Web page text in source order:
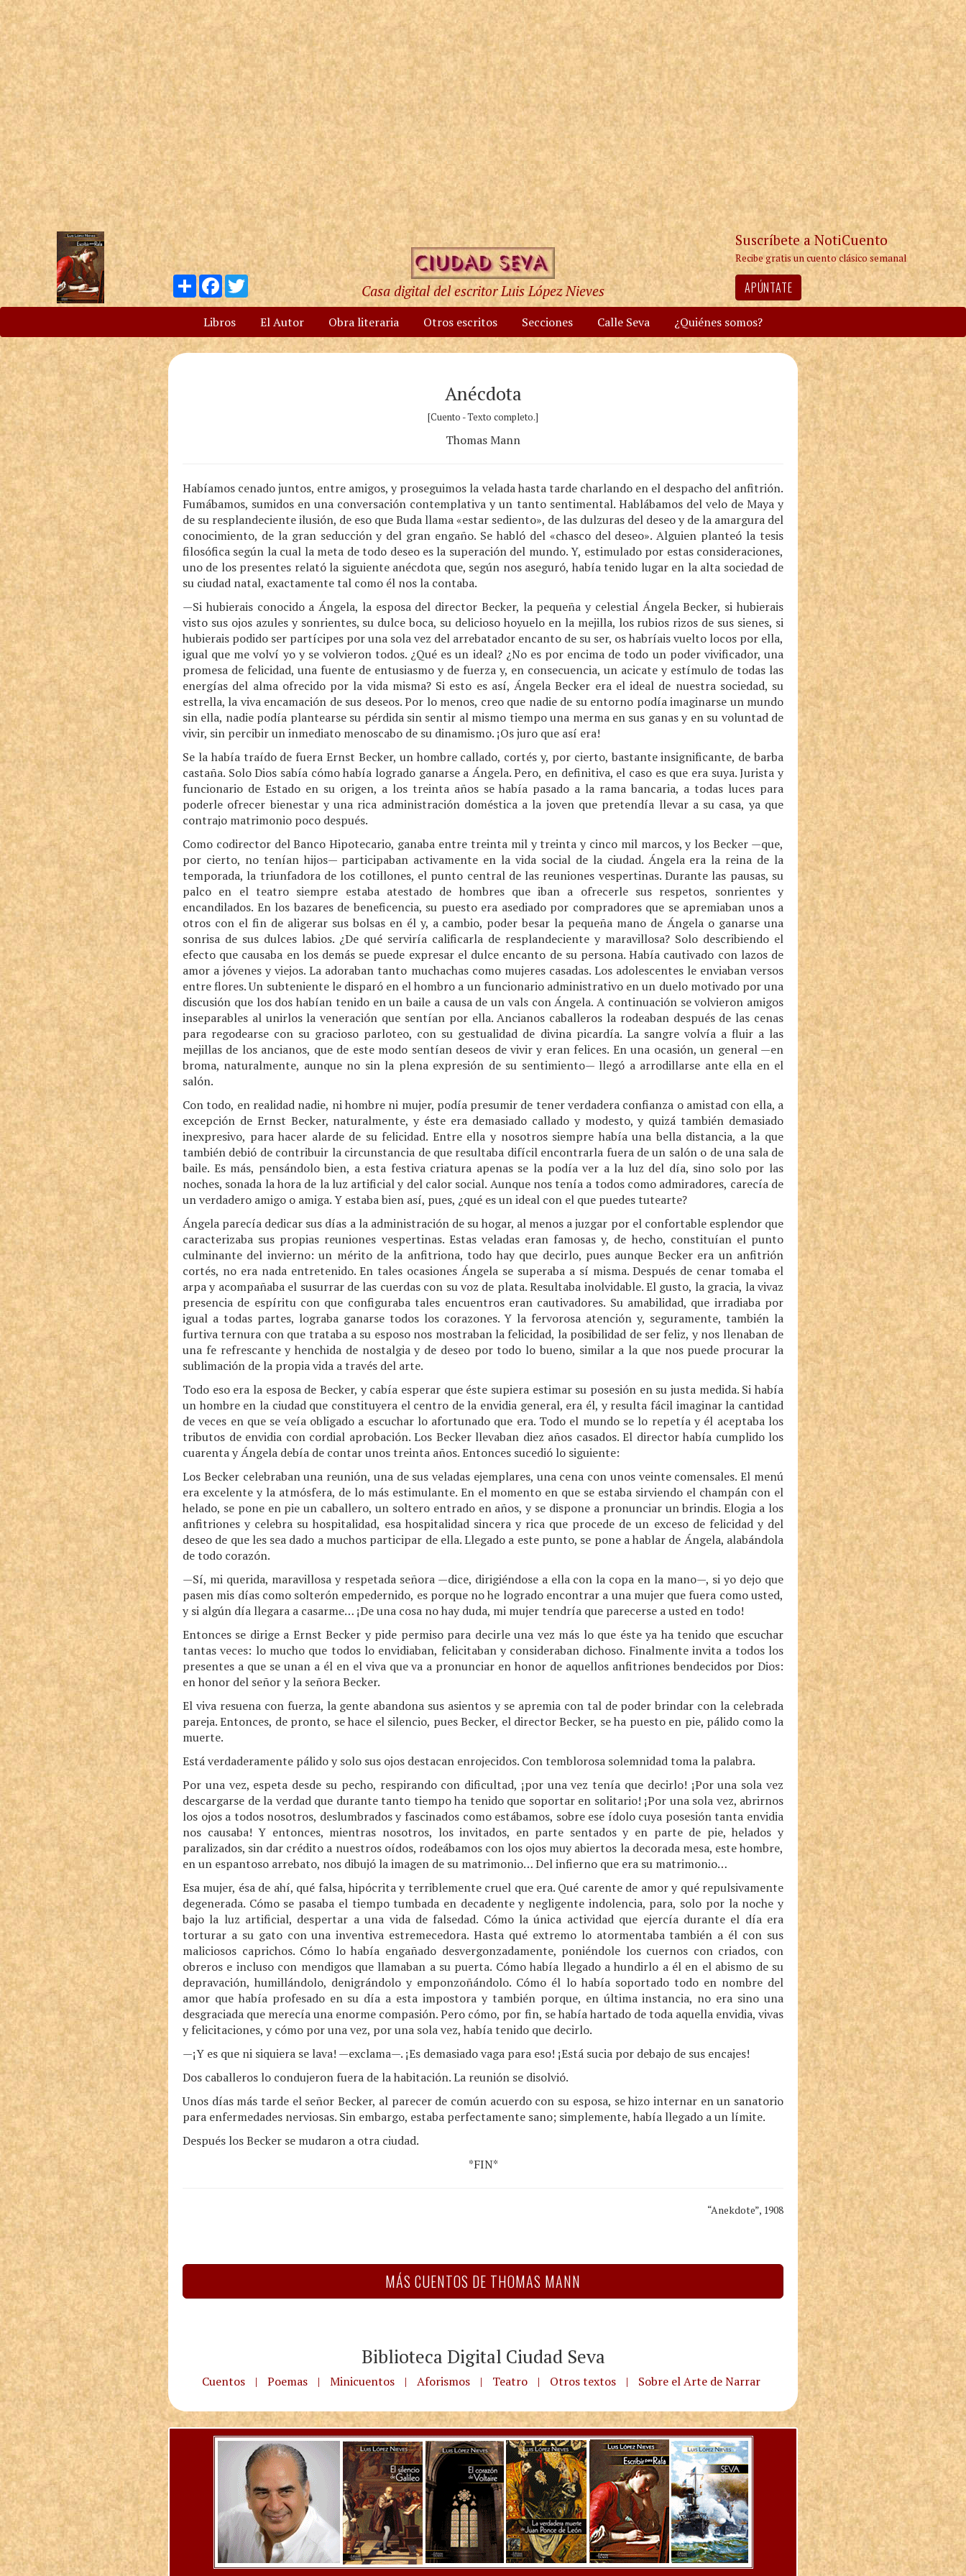
Compartir
Facebook
Twitter
Casa digital del escritor Luis López Nieves
Suscríbete a NotiCuento
Recibe gratis un cuento clásico semanal
APÚNTATE
Libros El Autor Obra literaria Otros escritos Secciones Calle Seva ¿Quiénes somos?
Anécdota
[Cuento - Texto completo.]
Thomas Mann
Habíamos cenado juntos, entre amigos, y proseguimos la velada hasta tarde charlando en el despacho del anfitrión.
Fumábamos, sumidos en una conversación contemplativa y un tanto sentimental. Hablábamos del velo de Maya y
de su resplandeciente ilusión, de eso que Buda llama «estar sediento», de las dulzuras del deseo y de la amargura del
conocimiento, de la gran seducción y del gran engaño. Se habló del «chasco del deseo». Alguien planteó la tesis
filosófica según la cual la meta de todo deseo es la superación del mundo. Y, estimulado por estas consideraciones,
uno de los presentes relató la siguiente anécdota que, según nos aseguró, había tenido lugar en la alta sociedad de
su ciudad natal, exactamente tal como él nos la contaba.
—Si hubierais conocido a Ángela, la esposa del director Becker, la pequeña y celestial Ángela Becker, si hubierais
visto sus ojos azules y sonrientes, su dulce boca, su delicioso hoyuelo en la mejilla, los rubios rizos de sus sienes, si
hubierais podido ser partícipes por una sola vez del arrebatador encanto de su ser, os habríais vuelto locos por ella,
igual que me volví yo y se volvieron todos. ¿Qué es un ideal? ¿No es por encima de todo un poder vivificador, una
promesa de felicidad, una fuente de entusiasmo y de fuerza y, en consecuencia, un acicate y estímulo de todas las
energías del alma ofrecido por la vida misma? Si esto es así, Ángela Becker era el ideal de nuestra sociedad, su
estrella, la viva encamación de sus deseos. Por lo menos, creo que nadie de su entorno podía imaginarse un mundo
sin ella, nadie podía plantearse su pérdida sin sentir al mismo tiempo una merma en sus ganas y en su voluntad de
vivir, sin percibir un inmediato menoscabo de su dinamismo. ¡Os juro que así era!
Se la había traído de fuera Ernst Becker, un hombre callado, cortés y, por cierto, bastante insignificante, de barba
castaña. Solo Dios sabía cómo había logrado ganarse a Ángela. Pero, en definitiva, el caso es que era suya. Jurista y
funcionario de Estado en su origen, a los treinta años se había pasado a la rama bancaria, a todas luces para
poderle ofrecer bienestar y una rica administración doméstica a la joven que pretendía llevar a su casa, ya que
contrajo matrimonio poco después.
Como codirector del Banco Hipotecario, ganaba entre treinta mil y treinta y cinco mil marcos, y los Becker —que,
por cierto, no tenían hijos— participaban activamente en la vida social de la ciudad. Ángela era la reina de la
temporada, la triunfadora de los cotillones, el punto central de las reuniones vespertinas. Durante las pausas, su
palco en el teatro siempre estaba atestado de hombres que iban a ofrecerle sus respetos, sonrientes y
encandilados. En los bazares de beneficencia, su puesto era asediado por compradores que se apremiaban unos a
otros con el fin de aligerar sus bolsas en él y, a cambio, poder besar la pequeña mano de Ángela o ganarse una
sonrisa de sus dulces labios. ¿De qué serviría calificarla de resplandeciente y maravillosa? Solo describiendo el
efecto que causaba en los demás se puede expresar el dulce encanto de su persona. Había cautivado con lazos de
amor a jóvenes y viejos. La adoraban tanto muchachas como mujeres casadas. Los adolescentes le enviaban versos
entre flores. Un subteniente le disparó en el hombro a un funcionario administrativo en un duelo motivado por una
discusión que los dos habían tenido en un baile a causa de un vals con Ángela. A continuación se volvieron amigos
inseparables al unirlos la veneración que sentían por ella. Ancianos caballeros la rodeaban después de las cenas
para regodearse con su gracioso parloteo, con su gestualidad de divina picardía. La sangre volvía a fluir a las
mejillas de los ancianos, que de este modo sentían deseos de vivir y eran felices. En una ocasión, un general —en
broma, naturalmente, aunque no sin la plena expresión de su sentimiento— llegó a arrodillarse ante ella en el
salón.
Con todo, en realidad nadie, ni hombre ni mujer, podía presumir de tener verdadera confianza o amistad con ella, a
excepción de Ernst Becker, naturalmente, y éste era demasiado callado y modesto, y quizá también demasiado
inexpresivo, para hacer alarde de su felicidad. Entre ella y nosotros siempre había una bella distancia, a la que
también debió de contribuir la circunstancia de que resultaba difícil encontrarla fuera de un salón o de una sala de
baile. Es más, pensándolo bien, a esta festiva criatura apenas se la podía ver a la luz del día, sino solo por las
noches, sonada la hora de la luz artificial y del calor social. Aunque nos tenía a todos como admiradores, carecía de
un verdadero amigo o amiga. Y estaba bien así, pues, ¿qué es un ideal con el que puedes tutearte?
Ángela parecía dedicar sus días a la administración de su hogar, al menos a juzgar por el confortable esplendor que
caracterizaba sus propias reuniones vespertinas. Estas veladas eran famosas y, de hecho, constituían el punto
culminante del invierno: un mérito de la anfitriona, todo hay que decirlo, pues aunque Becker era un anfitrión
cortés, no era nada entretenido. En tales ocasiones Ángela se superaba a sí misma. Después de cenar tomaba el
arpa y acompañaba el susurrar de las cuerdas con su voz de plata. Resultaba inolvidable. El gusto, la gracia, la vivaz
presencia de espíritu con que configuraba tales encuentros eran cautivadores. Su amabilidad, que irradiaba por
igual a todas partes, lograba ganarse todos los corazones. Y la fervorosa atención y, seguramente, también la
furtiva ternura con que trataba a su esposo nos mostraban la felicidad, la posibilidad de ser feliz, y nos llenaban de
una fe refrescante y henchida de nostalgia y de deseo por todo lo bueno, similar a la que nos puede procurar la
sublimación de la propia vida a través del arte.
Todo eso era la esposa de Becker, y cabía esperar que éste supiera estimar su posesión en su justa medida. Si había
un hombre en la ciudad que constituyera el centro de la envidia general, era él, y resulta fácil imaginar la cantidad
de veces en que se veía obligado a escuchar lo afortunado que era. Todo el mundo se lo repetía y él aceptaba los
tributos de envidia con cordial aprobación. Los Becker llevaban diez años casados. El director había cumplido los
cuarenta y Ángela debía de contar unos treinta años. Entonces sucedió lo siguiente:
Los Becker celebraban una reunión, una de sus veladas ejemplares, una cena con unos veinte comensales. El menú
era excelente y la atmósfera, de lo más estimulante. En el momento en que se estaba sirviendo el champán con el
helado, se pone en pie un caballero, un soltero entrado en años, y se dispone a pronunciar un brindis. Elogia a los
anfitriones y celebra su hospitalidad, esa hospitalidad sincera y rica que procede de un exceso de felicidad y del
deseo de que les sea dado a muchos participar de ella. Llegado a este punto, se pone a hablar de Ángela, alabándola
de todo corazón.
—Sí, mi querida, maravillosa y respetada señora —dice, dirigiéndose a ella con la copa en la mano—, si yo dejo que
pasen mis días como solterón empedernido, es porque no he logrado encontrar a una mujer que fuera como usted,
y si algún día llegara a casarme… ¡De una cosa no hay duda, mi mujer tendría que parecerse a usted en todo!
Entonces se dirige a Ernst Becker y pide permiso para decirle una vez más lo que éste ya ha tenido que escuchar
tantas veces: lo mucho que todos lo envidiaban, felicitaban y consideraban dichoso. Finalmente invita a todos los
presentes a que se unan a él en el viva que va a pronunciar en honor de aquellos anfitriones bendecidos por Dios:
en honor del señor y la señora Becker.
El viva resuena con fuerza, la gente abandona sus asientos y se apremia con tal de poder brindar con la celebrada
pareja. Entonces, de pronto, se hace el silencio, pues Becker, el director Becker, se ha puesto en pie, pálido como la
muerte.
Está verdaderamente pálido y solo sus ojos destacan enrojecidos. Con temblorosa solemnidad toma la palabra.
Por una vez, espeta desde su pecho, respirando con dificultad, ¡por una vez tenía que decirlo! ¡Por una sola vez
descargarse de la verdad que durante tanto tiempo ha tenido que soportar en solitario! ¡Por una sola vez, abrirnos
los ojos a todos nosotros, deslumbrados y fascinados como estábamos, sobre ese ídolo cuya posesión tanta envidia
nos causaba! Y entonces, mientras nosotros, los invitados, en parte sentados y en parte de pie, helados y
paralizados, sin dar crédito a nuestros oídos, rodeábamos con los ojos muy abiertos la decorada mesa, este hombre,
en un espantoso arrebato, nos dibujó la imagen de su matrimonio… Del infierno que era su matrimonio…
Esa mujer, ésa de ahí, qué falsa, hipócrita y terriblemente cruel que era. Qué carente de amor y qué repulsivamente
degenerada. Cómo se pasaba el tiempo tumbada en decadente y negligente indolencia, para, solo por la noche y
bajo la luz artificial, despertar a una vida de falsedad. Cómo la única actividad que ejercía durante el día era
torturar a su gato con una inventiva estremecedora. Hasta qué extremo lo atormentaba también a él con sus
maliciosos caprichos. Cómo lo había engañado desvergonzadamente, poniéndole los cuernos con criados, con
obreros e incluso con mendigos que llamaban a su puerta. Cómo había llegado a hundirlo a él en el abismo de su
depravación, humillándolo, denigrándolo y emponzoñándolo. Cómo él lo había soportado todo en nombre del
amor que había profesado en su día a esta impostora y también porque, en última instancia, no era sino una
desgraciada que merecía una enorme compasión. Pero cómo, por fin, se había hartado de toda aquella envidia, vivas
y felicitaciones, y cómo por una vez, por una sola vez, había tenido que decirlo.
—¡Y es que ni siquiera se lava! —exclama—. ¡Es demasiado vaga para eso! ¡Está sucia por debajo de sus encajes!
Dos caballeros lo condujeron fuera de la habitación. La reunión se disolvió.
Unos días más tarde el señor Becker, al parecer de común acuerdo con su esposa, se hizo internar en un sanatorio
para enfermedades nerviosas. Sin embargo, estaba perfectamente sano; simplemente, había llegado a un límite.
Después los Becker se mudaron a otra ciudad.
*FIN*
“Anekdote”, 1908
MÁS CUENTOS DE THOMAS MANN
Biblioteca Digital Ciudad Seva
Cuentos | Poemas | Minicuentos | Aforismos | Teatro | Otros textos | Sobre el Arte de Narrar